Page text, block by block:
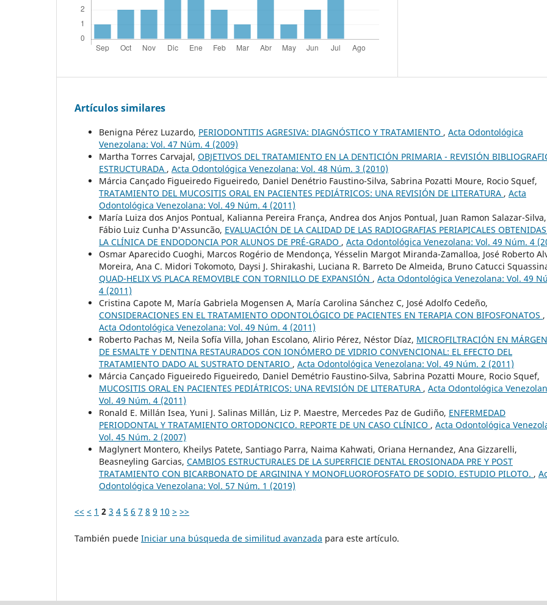
Artículos similares
Benigna Pérez Luzardo, PERIODONTITIS AGRESIVA: DIAGNÓSTICO Y TRATAMIENTO , Acta Odontológica
Venezolana: Vol. 47 Núm. 4 (2009)
Martha Torres Carvajal, OBJETIVOS DEL TRATAMIENTO EN LA DENTICIÓN PRIMARIA - REVISIÓN
ESTRUCTURADA , Acta Odontológica Venezolana: Vol. 48 Núm. 3 (2010)
Márcia Cançado Figueiredo Figueiredo, Daniel Denétrio Faustino-Silva, Sabrina Pozatti Moure, Rocio Squef,
TRATAMIENTO DEL MUCOSITIS ORAL EN PACIENTES PEDIÁTRICOS: UNA REVISIÓN DE LITERATURA , Acta
Odontológica Venezolana: Vol. 49 Núm. 4 (2011)
María Luiza dos Anjos Pontual, Kalianna Pereira França, Andrea dos Anjos Pontual, Juan Ramon Salazar-Silva,
Fábio Luiz Cunha D'Assuncão, EVALUACIÓN DE LA CALIDAD DE LAS RADIOGRAFIAS PERIAPICALES
LA CLÍNICA DE ENDODONCIA POR ALUNOS DE PRÉ-GRADO , Acta Odontológica Venezolana: Vol. 49 Núm. 4
Osmar Aparecido Cuoghi, Marcos Rogério de Mendonça, Yésselin Margot Miranda-Zamalloa, José Roberto
Moreira, Ana C. Midori Tokomoto, Daysi J. Shirakashi, Luciana R. Barreto De Almeida, Bruno Catucci
QUAD-HELIX VS PLACA REMOVIBLE CON TORNILLO DE EXPANSIÓN , Acta Odontológica Venezolana: Vol. 49
4 (2011)
Cristina Capote M, María Gabriela Mogensen A, María Carolina Sánchez C, José Adolfo Cedeño,
CONSIDERACIONES EN EL TRATAMIENTO ODONTOLÓGICO DE PACIENTES EN TERAPIA CON BIFOSFONATOS ,
Acta Odontológica Venezolana: Vol. 49 Núm. 4 (2011)
Roberto Pachas M, Neila Sofía Villa, Johan Escolano, Alirio Pérez, Néstor Díaz, MICROFILTRACIÓN EN
DE ESMALTE Y DENTINA RESTAURADOS CON IONÓMERO DE VIDRIO CONVENCIONAL: EL EFECTO DEL
TRATAMIENTO DADO AL SUSTRATO DENTARIO , Acta Odontológica Venezolana: Vol. 49 Núm. 2 (2011)
Márcia Cançado Figueiredo Figueiredo, Daniel Demétrio Faustino-Silva, Sabrina Pozatti Moure, Rocio Squef,
MUCOSITIS ORAL EN PACIENTES PEDIÁTRICOS: UNA REVISIÓN DE LITERATURA , Acta Odontológica
Vol. 49 Núm. 4 (2011)
Ronald E. Millán Isea, Yuni J. Salinas Millán, Liz P. Maestre, Mercedes Paz de Gudiño, ENFERMEDAD
PERIODONTAL Y TRATAMIENTO ORTODONCICO. REPORTE DE UN CASO CLÍNICO , Acta Odontológica
Vol. 45 Núm. 2 (2007)
Maglynert Montero, Kheilys Patete, Santiago Parra, Naima Kahwati, Oriana Hernandez, Ana Gizzarelli,
Beasneyling Garcias, CAMBIOS ESTRUCTURALES DE LA SUPERFICIE DENTAL EROSIONADA PRE Y POST
TRATAMIENTO CON BICARBONATO DE ARGININA Y MONOFLUOROFOSFATO DE SODIO. ESTUDIO PILOTO. ,
Odontológica Venezolana: Vol. 57 Núm. 1 (2019)
<< < 1 2 3 4 5 6 7 8 9 10 > >>
También puede Iniciar una búsqueda de similitud avanzada para este artículo.